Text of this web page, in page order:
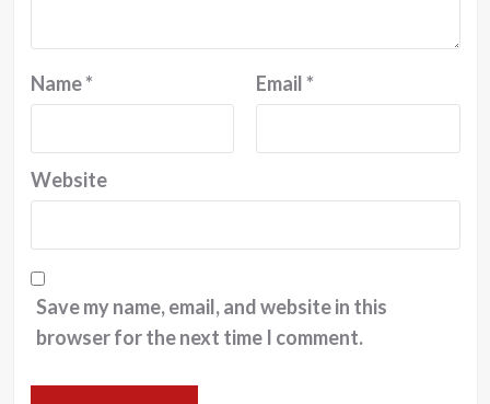
Name* Email*
Website
Save my name, email, and website in this
browser for the next time I comment.